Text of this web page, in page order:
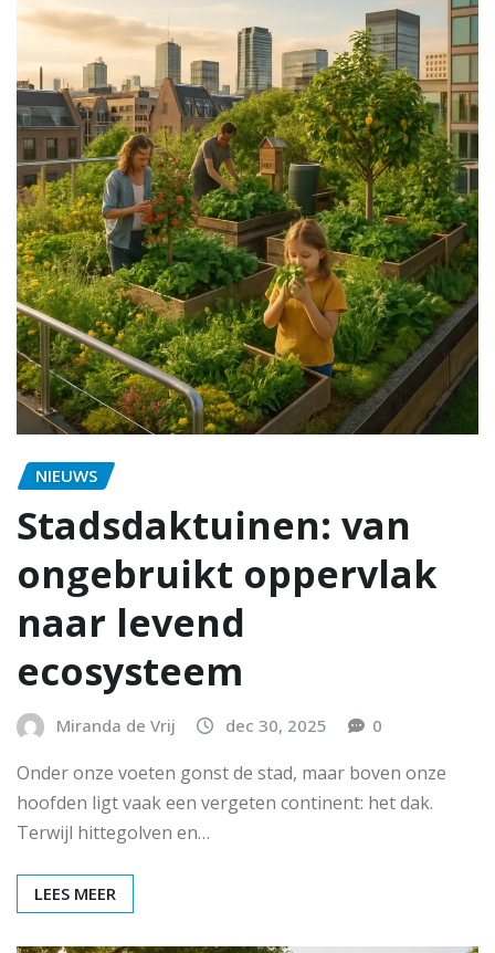
NIEUWS
Stadsdaktuinen: van
ongebruikt oppervlak
naar levend
ecosysteem
Miranda de Vrij dec 30, 2025 0
Onder onze voeten gonst de stad, maar boven onze
hoofden ligt vaak een vergeten continent: het dak.
Terwijl hittegolven en…
LEES MEER